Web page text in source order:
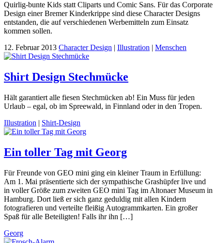
Quirlig-bunte Kids statt Cliparts und Comic Sans. Für das Corporate
Design einer Bremer Kinderkrippe sind diese Character Designs
entstanden, die auf verschiedenen Werbemitteln zum Einsatz
kommen sollen.
12. Februar 2013 Character Design | Illustration | Menschen
Shirt Design Stechmücke
Hält garantiert alle fiesen Stechmücken ab! Ein Muss für jeden
Urlaub – egal, ob im Spreewald, in Finnland oder in den Tropen.
Illustration | Shirt-Design
Ein toller Tag mit Georg
Für Freunde von GEO mini ging ein kleiner Traum in Erfüllung:
Am 1. Mai präsentierte sich der sympathische Grashüpfer live und
in voller Größe zum zweiten GEO mini Tag im Altonaer Museum in
Hamburg. Dort ließ er sich ganz geduldig mit allen Kindern
fotografieren und verteilte fleißig Autogrammkarten. Ein großer
Spaß für alle Beteiligten! Falls ihr ihn […]
Georg